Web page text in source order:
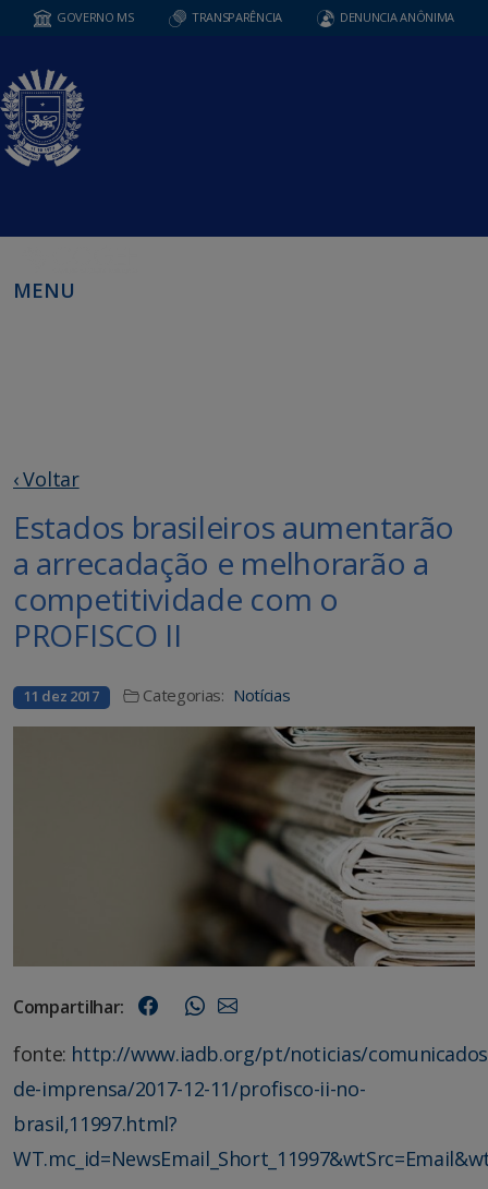
GOVERNO MS TRANSPARÊNCIA DENUNCIA ANÔNIMA
MENU
‹ Voltar
Estados brasileiros aumentarão
a arrecadação e melhorarão a
competitividade com o
PROFISCO II
11 dez 2017 Categorias: Notícias
Compartilhar:
fonte: http://www.iadb.org/pt/noticias/
de-imprensa/2017-12-11/profisco-ii-no-
brasil,11997.html?